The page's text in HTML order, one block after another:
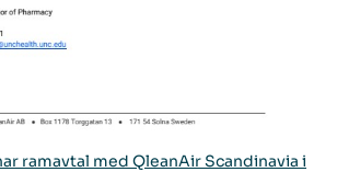
ramavtal med QleanAir Scandinavia i